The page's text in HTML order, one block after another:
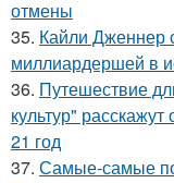
отмены
35. Кайли Дженнер
миллиардершей в
36. Путешествие
культур"
21 год
37. Самые-самые